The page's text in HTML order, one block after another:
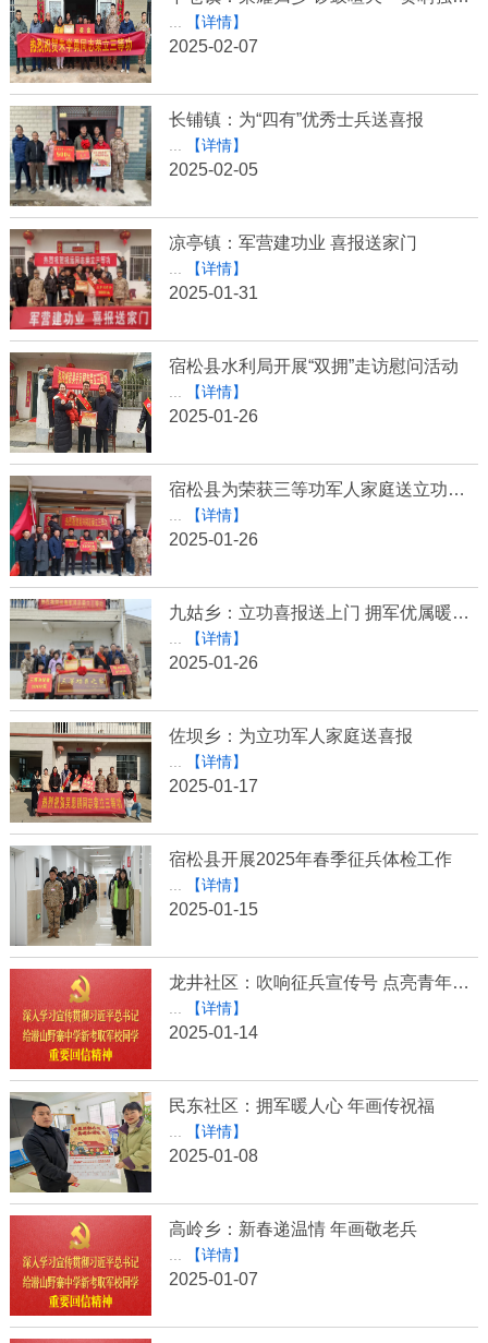
【详情】
2025-02-07
长铺镇：为“四有”优秀士兵送喜报
【详情】
2025-02-05
凉亭镇：军营建功业 喜报送家门
【详情】
2025-01-31
宿松县水利局开展“双拥”走访慰问活动
【详情】
2025-01-26
宿松县为荣获三等功军人家庭送立功喜报
【详情】
2025-01-26
九姑乡：立功喜报送上门 拥军优属暖人心
【详情】
2025-01-26
佐坝乡：为立功军人家庭送喜报
【详情】
2025-01-17
宿松县开展2025年春季征兵体检工作
【详情】
2025-01-15
龙井社区：吹响征兵宣传号 点亮青年从军梦
【详情】
2025-01-14
民东社区：拥军暖人心 年画传祝福
【详情】
2025-01-08
高岭乡：新春递温情 年画敬老兵
【详情】
2025-01-07